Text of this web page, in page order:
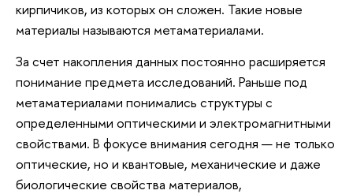
кирпичиков, из которых он сложен. Такие новые
материалы называются метаматериалами.
За счет накопления данных постоянно расширяется
понимание предмета исследований. Раньше под
метаматериалами понимались структуры с
определенными оптическими и электромагнитными
свойствами. В фокусе внимания сегодня — не только
оптические, но и квантовые, механические и даже
биологические свойства материалов,